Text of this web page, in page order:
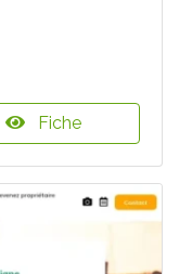
Fiche